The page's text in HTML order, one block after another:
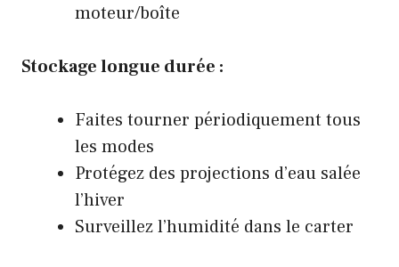
moteur/boîte
Stockage longue durée :
Faites tourner périodiquement tous
les modes
Protégez des projections d’eau salée
l’hiver
Surveillez l’humidité dans le carter